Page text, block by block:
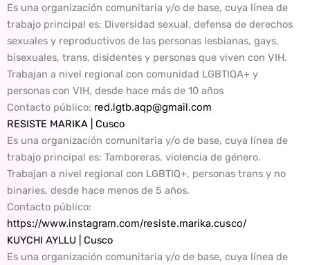
Es una organización comunitaria y/o de base, cuya línea de
trabajo principal es: Diversidad sexual, defensa de derechos
sexuales y reproductivos de las personas lesbianas, gays,
bisexuales, trans, disidentes y personas que viven con VIH.
Trabajan a nivel regional con comunidad LGBTIQA+ y
personas con VIH, desde hace más de 10 años
Contacto público: red.lgtb.aqp@gmail.com
RESISTE MARIKA | Cusco
Es una organización comunitaria y/o de base, cuya línea de
trabajo principal es: Tamboreras, violencia de género.
Trabajan a nivel regional con LGBTIQ+, personas trans y no
binaries, desde hace menos de 5 años.
Contacto público:
https://www.instagram.com/resiste.marika.cusco/
KUYCHI AYLLU | Cusco
Es una organización comunitaria y/o de base, cuya línea de